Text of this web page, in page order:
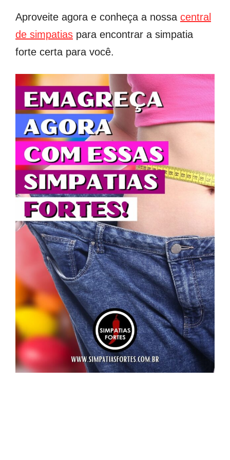
Aproveite agora e conheça a nossa central
de simpatias para encontrar a simpatia
forte certa para você.